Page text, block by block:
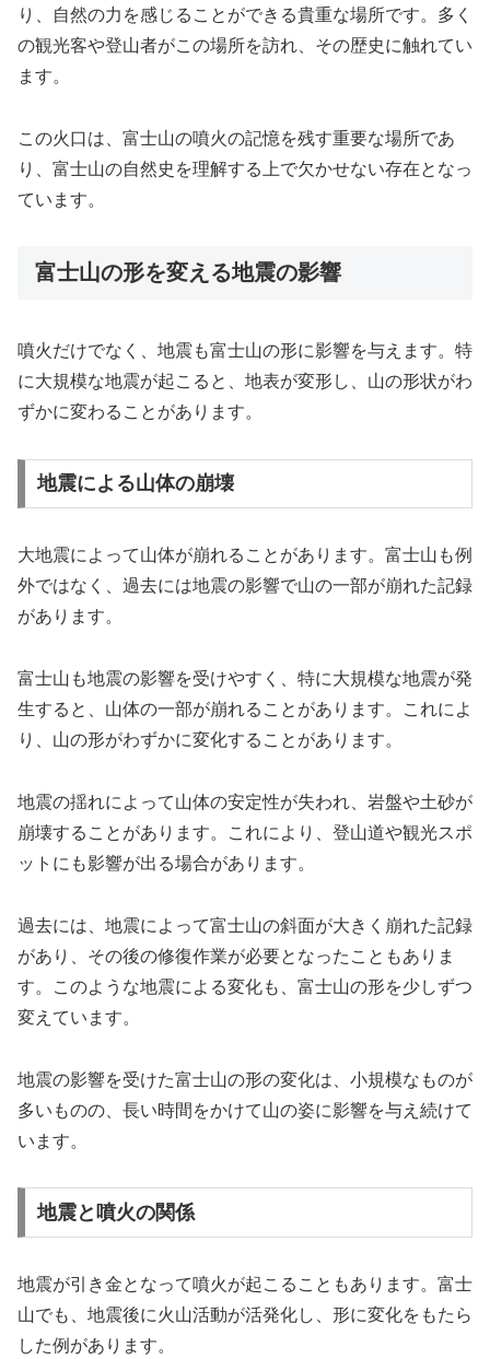
り、自然の力を感じることができる貴重な場所です。多く
の観光客や登山者がこの場所を訪れ、その歴史に触れてい
ます。
この火口は、富士山の噴火の記憶を残す重要な場所であ
り、富士山の自然史を理解する上で欠かせない存在となっ
ています。
富士山の形を変える地震の影響
噴火だけでなく、地震も富士山の形に影響を与えます。特
に大規模な地震が起こると、地表が変形し、山の形状がわ
ずかに変わることがあります。
地震による山体の崩壊
大地震によって山体が崩れることがあります。富士山も例
外ではなく、過去には地震の影響で山の一部が崩れた記録
があります。
富士山も地震の影響を受けやすく、特に大規模な地震が発
生すると、山体の一部が崩れることがあります。これによ
り、山の形がわずかに変化することがあります。
地震の揺れによって山体の安定性が失われ、岩盤や土砂が
崩壊することがあります。これにより、登山道や観光スポ
ットにも影響が出る場合があります。
過去には、地震によって富士山の斜面が大きく崩れた記録
があり、その後の修復作業が必要となったこともありま
す。このような地震による変化も、富士山の形を少しずつ
変えています。
地震の影響を受けた富士山の形の変化は、小規模なものが
多いものの、長い時間をかけて山の姿に影響を与え続けて
います。
地震と噴火の関係
地震が引き金となって噴火が起こることもあります。富士
山でも、地震後に火山活動が活発化し、形に変化をもたら
した例があります。